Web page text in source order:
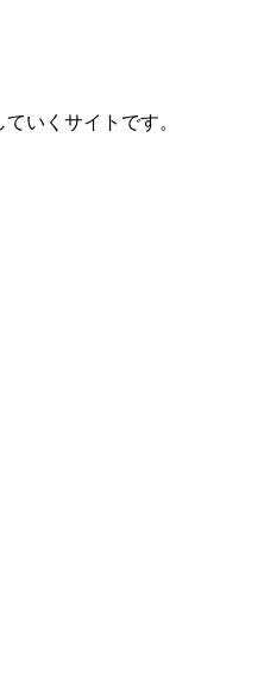
いくサイトです。